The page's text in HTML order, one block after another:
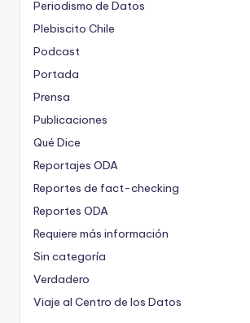
Periodismo de Datos
Plebiscito Chile
Podcast
Portada
Prensa
Publicaciones
Qué Dice
Reportajes ODA
Reportes de fact-checking
Reportes ODA
Requiere más información
Sin categoría
Verdadero
Viaje al Centro de los Datos